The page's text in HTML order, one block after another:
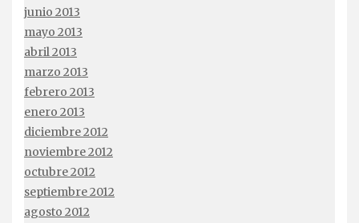
junio 2013
mayo 2013
abril 2013
marzo 2013
febrero 2013
enero 2013
diciembre 2012
noviembre 2012
octubre 2012
septiembre 2012
agosto 2012